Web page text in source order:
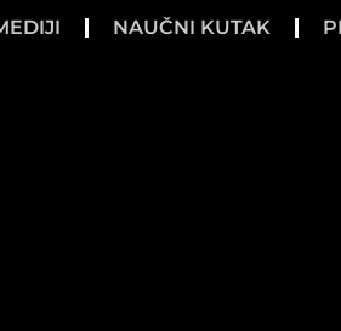
NAUČNI KUTAK